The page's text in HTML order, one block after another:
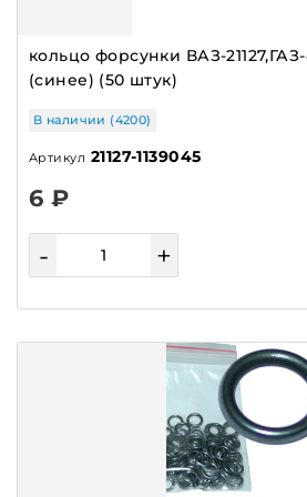
ПРОКЛАДКИ
ПРУЖИНЫ
ПУЛЬТЫ,КЛЮЧИ
РАДИАТОРЫ
РАДИАТОРЫ ОТОПИТЕЛЯ
РАЗЪЁМЫ АТЛАНТ ЗАВОД
РЕГУЛЯТОРЫ (РДТ)
РЕЗИСТОР ОТОПИТЕЛЯ
кольцо форсунки ВАЗ-
(синее) (50 штук)
В наличии (4200)
Артикул 21127-1139045
6 ₽
- +